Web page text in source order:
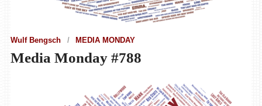
Wulf Bengsch MEDIA MONDAY
Media Monday #788